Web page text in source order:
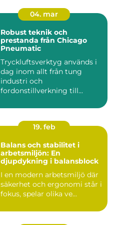
04. mar
Robust teknik och
prestanda från Chicago
Pneumatic
Tryckluftsverktyg används i
dag inom allt från tung
industri och
fordonstillverkning till...
19. feb
Balans och stabilitet i
arbetsmiljön: En
djupdykning i balansblock
I en modern arbetsmiljö där
säkerhet och ergonomi står i
fokus, spelar olika ve...